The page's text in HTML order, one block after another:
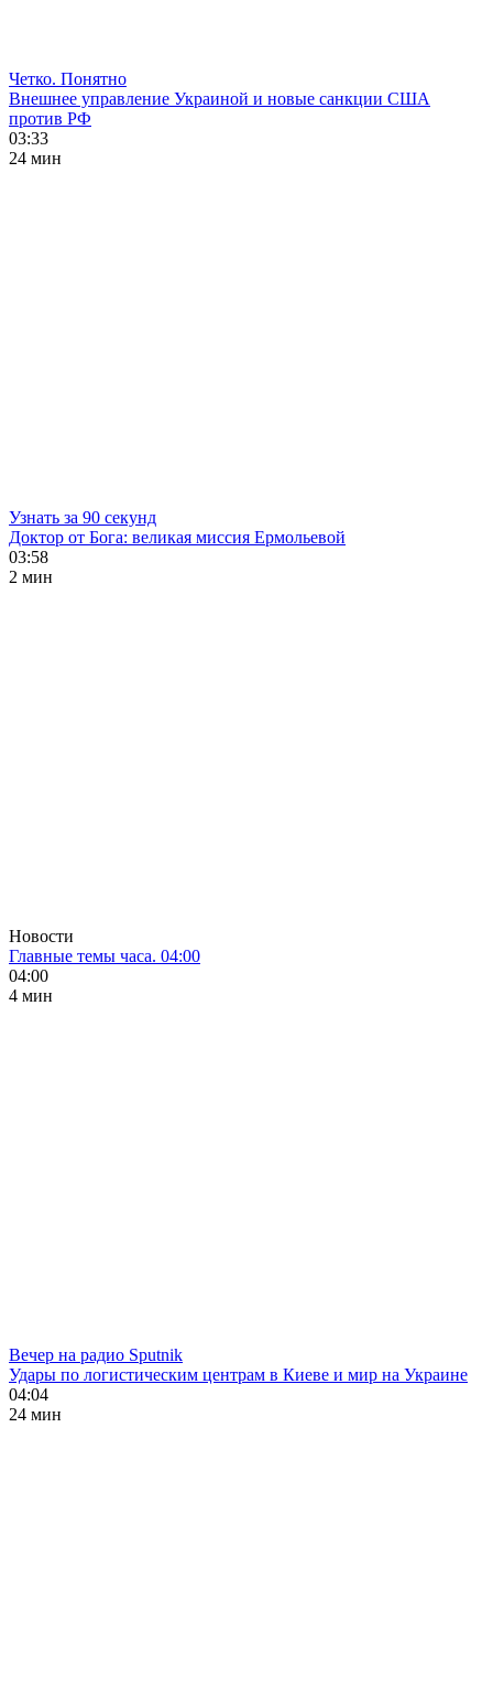
Четко. Понятно
Внешнее управление Украиной и новые санкции США
против РФ
03:33
24 мин
Узнать за 90 секунд
Доктор от Бога: великая миссия Ермольевой
03:58
2 мин
Новости
Главные темы часа. 04:00
04:00
4 мин
Вечер на радио Sputnik
Удары по логистическим центрам в Киеве и мир на Украине
04:04
24 мин